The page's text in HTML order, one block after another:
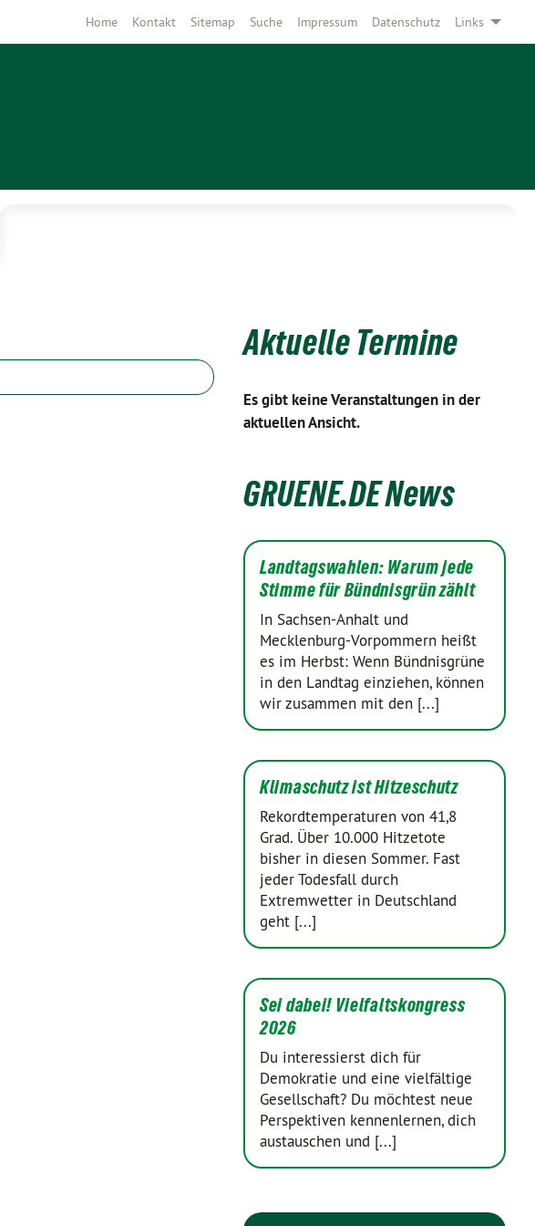
Links
Home Kontakt Sitemap Suche Impressum Datenschutz
Aktuelle Termine
Es gibt keine Veranstaltungen in der
aktuellen Ansicht.
GRUENE.DE News
Landtagswahlen: Warum jede
Stimme für Bündnisgrün zählt
In Sachsen-Anhalt und
Mecklenburg-Vorpommern heißt
es im Herbst: Wenn Bündnisgrüne
in den Landtag einziehen, können
wir zusammen mit den [...]
Klimaschutz ist Hitzeschutz
Rekordtemperaturen von 41,8
Grad. Über 10.000 Hitzetote
bisher in diesen Sommer. Fast
jeder Todesfall durch
Extremwetter in Deutschland
geht [...]
Sei dabei! Vielfaltskongress
2026
Du interessierst dich für
Demokratie und eine vielfältige
Gesellschaft? Du möchtest neue
Perspektiven kennenlernen, dich
austauschen und [...]